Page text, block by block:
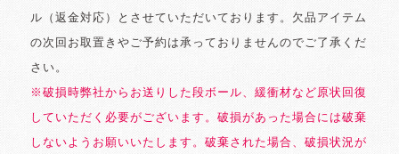
ル（返金対応）とさせていただいております。欠品アイテム
の次回お取置きやご予約は承っておりませんのでご了承くだ
さい。
※破損時弊社からお送りした段ボール、緩衝材など原状回復
していただく必要がございます。破損があった場合には破棄
しないようお願いいたします。破棄された場合、破損状況が